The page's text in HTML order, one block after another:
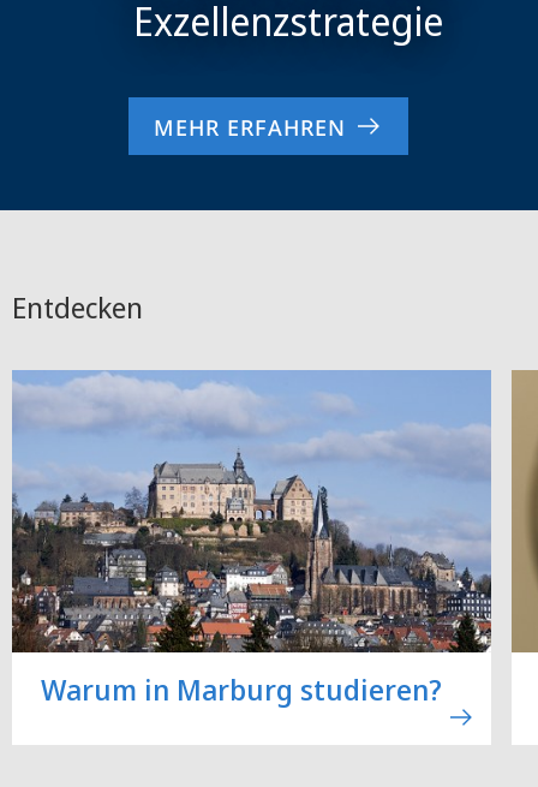
MEHR ERFAHREN
Entdecken
Warum in Marburg studieren?